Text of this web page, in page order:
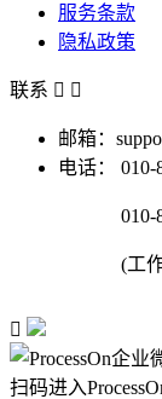
服务条款
隐私政策
联系  
邮箱：
电话：
010-
010-
(工

扫码进入